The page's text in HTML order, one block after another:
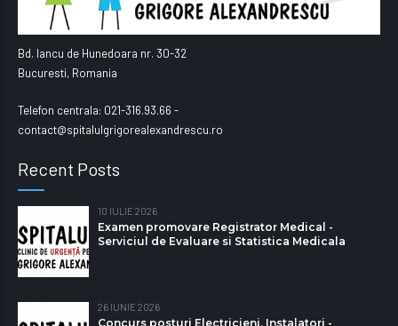
Bd. Iancu de Hunedoara nr. 30-32
Bucuresti, Romania
Telefon centrala: 021-316.93.66 -
contact@spitalulgrigorealexandrescu.ro
Recent Posts
10 IULIE 2026
Examen promovare Registrator Medical -
Serviciul de Evaluare si Statistica Medicala
26 IUNIE 2026
Concurs posturi Electricieni, Instalatori -